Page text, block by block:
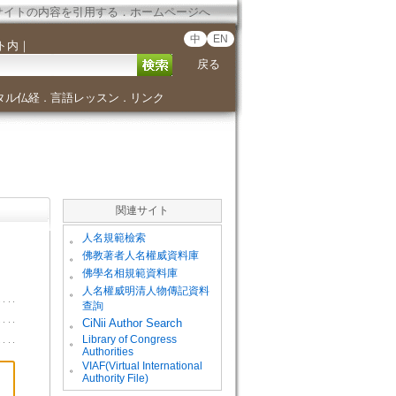
イトの内容を引用する．ホームページへ
内 ｜ 中 EN
戻る
ル仏経． 言語レッスン ． リンク
関連サイト
。 人名規範檢索
。 佛教著者人名權威資料庫
。 佛學名相規範資料庫
。
人名權威明清人物傳記資料
查詢
。
CiNii Author Search
。
Library of Congress
Authorities
。
VIAF(Virtual International
Authority File)